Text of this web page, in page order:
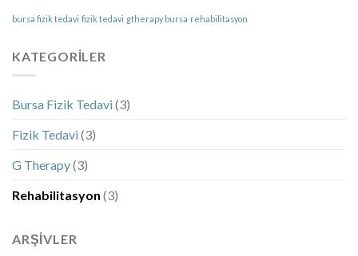
bursa fizik tedavi fizik tedavi gtherapy bursa rehabilitasyon
KATEGORILER
Bursa Fizik Tedavi(3)
Fizik Tedavi(3)
G Therapy(3)
Rehabilitasyon (3)
ARŞIVLER